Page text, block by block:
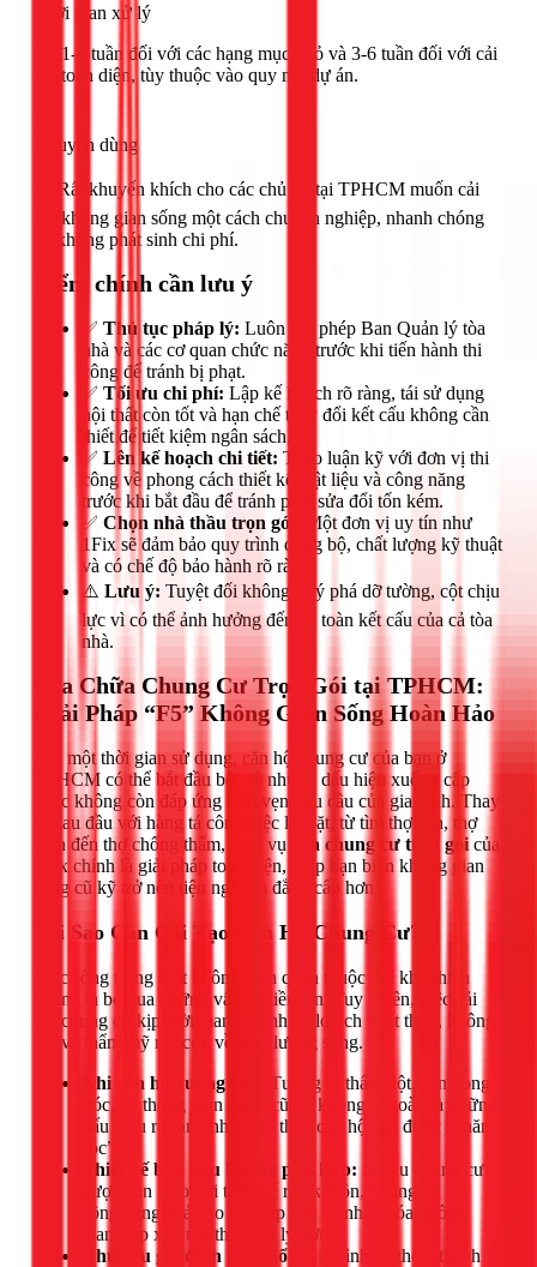
Thời gian xử lý
Từ 1-2 tuần đối với các hạng mục nhỏ và 3-6 tuần đối với cải
tạo toàn diện, tùy thuộc vào quy mô dự án.
Khuyên dùng
🟢 Rất khuyến khích cho các chủ hộ tại TPHCM muốn cải
tạo không gian sống một cách chuyên nghiệp, nhanh chóng
và không phát sinh chi phí.
Điểm chính cần lưu ý
✅ Thủ tục pháp lý: Luôn xin phép Ban Quản lý tòa
nhà và các cơ quan chức năng trước khi tiến hành thi
công để tránh bị phạt.
✅ Tối ưu chi phí: Lập kế hoạch rõ ràng, tái sử dụng
nội thất còn tốt và hạn chế thay đổi kết cấu không cần
thiết để tiết kiệm ngân sách.
✅ Lên kế hoạch chi tiết: Thảo luận kỹ với đơn vị thi
công về phong cách thiết kế, vật liệu và công năng
trước khi bắt đầu để tránh phải sửa đổi tốn kém.
✅ Chọn nhà thầu trọn gói:
Một đơn vị uy tín như
1Fix sẽ đảm bảo quy trình đồng bộ, chất lượng kỹ thuật
và có chế độ bảo hành rõ ràng.
⚠️ Lưu ý: Tuyệt đối không tự ý phá dỡ tường, cột chịu
lực vì có thể ảnh hưởng đến an toàn kết cấu của cả tòa
nhà.
Sửa Chữa Chung Cư Trọn Gói tại TPHCM:
Giải Pháp “F5” Không Gian Sống Hoàn Hảo
Sau một thời gian sử dụng, căn hộ chung cư của bạn ở
TPHCM có thể bắt đầu bộc lộ những dấu hiệu xuống cấp
hoặc không còn đáp ứng trọn vẹn nhu cầu của gia đình. Thay
vì đau đầu với hàng tá công việc lặt vặt, từ tìm thợ sơn, thợ
điện đến thợ chống thấm, dịch vụ
sửa chung cư trọn gói của
1Fix chính là giải pháp toàn diện, giúp bạn biến không gian
sống cũ kỹ trở nên tiện nghi và đẳng cấp hơn.
Tại Sao Cần Cải Tạo Căn Hộ Chung Cư?
Việc sống trong một không gian quen thuộc đôi khi khiến
chúng ta bỏ qua những vấn đề tiềm ẩn. Tuy nhiên, việc cải
tạo chung cư kịp thời mang lại nhiều lợi ích thiết thực, không
chỉ về thẩm mỹ mà còn về chất lượng sống.
Khi căn hộ xuống cấp:
Tường bị thấm dột, sơn bong
tróc, hệ thống điện nước cũ kỹ không an toàn là những
dấu hiệu rõ ràng nhất cho thấy căn hộ cần được “chăm
sóc”.
Thiết kế ban đầu không phù hợp: Nhiều chung cư
được bàn giao với thiết kế rập khuôn, không tối ưu
công năng. Cải tạo lại giúp bạn cá nhân hóa không
gian, sắp xếp nội thất hợp lý hơn.
Nhu cầu gia đình thay đổi:
Gia đình có thêm thành